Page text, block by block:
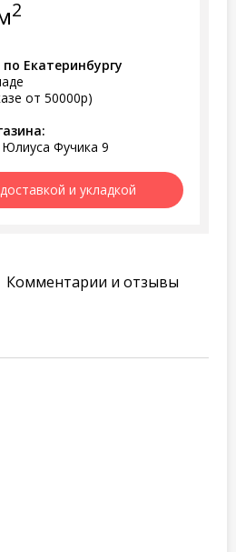
2
Екатеринбургу
от 50000р)
Юлиуса Фучика 9
и укладкой
Комментарии и отзывы